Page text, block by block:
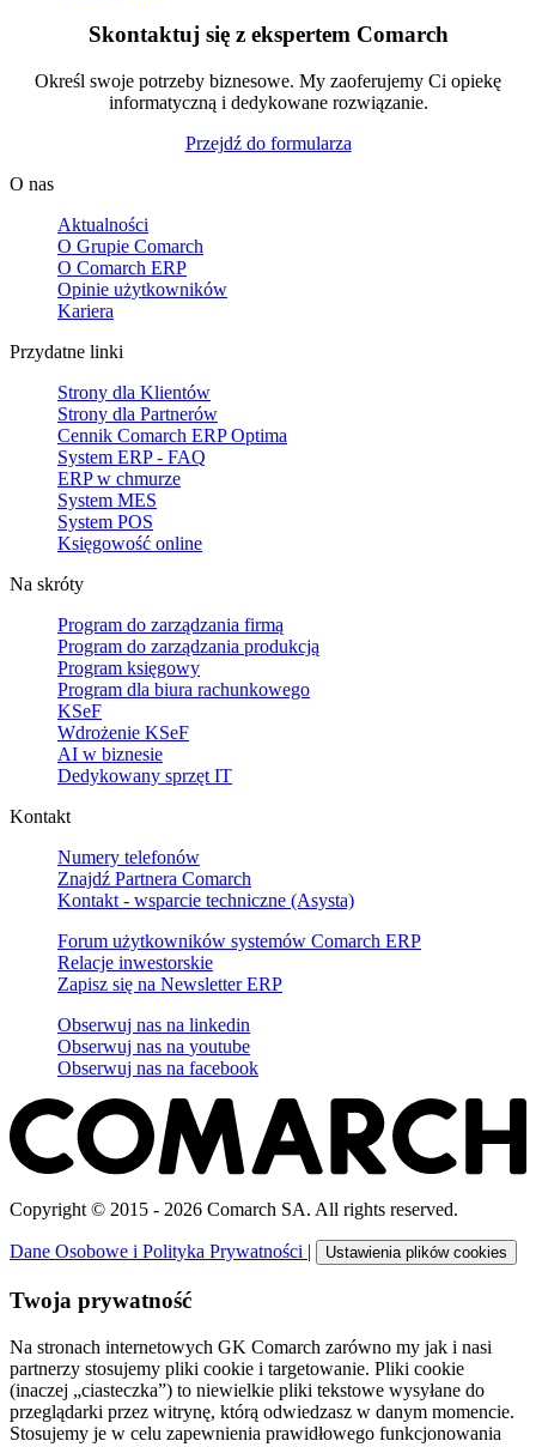
Skontaktuj się z ekspertem Comarch
Określ swoje potrzeby biznesowe. My zaoferujemy Ci opiekę
informatyczną i dedykowane rozwiązanie.
Przejdź do formularza
O nas
Aktualności
O Grupie Comarch
O Comarch ERP
Opinie użytkowników
Kariera
Przydatne linki
Strony dla Klientów
Strony dla Partnerów
Cennik Comarch ERP Optima
System ERP - FAQ
ERP w chmurze
System MES
System POS
Księgowość online
Na skróty
Program do zarządzania firmą
Program do zarządzania produkcją
Program księgowy
Program dla biura rachunkowego
KSeF
Wdrożenie KSeF
AI w biznesie
Dedykowany sprzęt IT
Kontakt
Numery telefonów
Znajdź Partnera Comarch
Kontakt - wsparcie techniczne (Asysta)
Forum użytkowników systemów Comarch ERP
Relacje inwestorskie
Zapisz się na Newsletter ERP
Obserwuj nas na linkedin
Obserwuj nas na youtube
Obserwuj nas na facebook
Copyright © 2015 - 2026 Comarch SA. All rights reserved.
Dane Osobowe i Polityka Prywatności Ustawienia plików cookies
Twoja prywatność
Na stronach internetowych GK Comarch zarówno my jak i nasi
partnerzy stosujemy pliki cookie i targetowanie. Pliki cookie
(inaczej „ciasteczka”) to niewielkie pliki tekstowe wysyłane do
przeglądarki przez witrynę, którą odwiedzasz w danym momencie.
Stosujemy je w celu zapewnienia prawidłowego funkcjonowania